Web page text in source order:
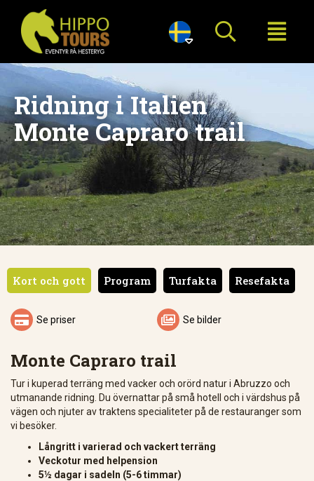

Ridning i Italien
Monte Capraro trail
Kort och gott Program Turfakta Resefakta
 Se priser  Se bilder
Monte Capraro trail
Tur i kuperad terräng med vacker och orörd natur i Abruzzo och
utmanande ridning. Du övernattar på små hotell och i värdshus på
vägen och njuter av traktens specialiteter på de restauranger som
vi besöker.
Långritt i varierad och vackert terräng
Veckotur med helpension
5½ dagar i sadeln (5-6 timmar)